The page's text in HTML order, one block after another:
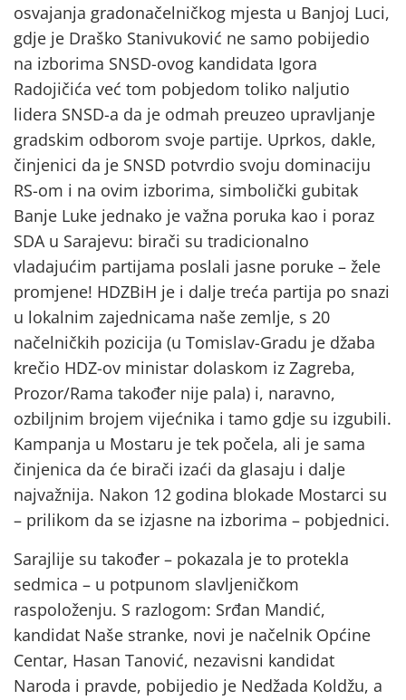
osvajanja gradonačelničkog mjesta u Banjoj Luci,
gdje je Draško Stanivuković ne samo pobijedio
na izborima SNSD-ovog kandidata Igora
Radojičića već tom pobjedom toliko naljutio
lidera SNSD-a da je odmah preuzeo upravljanje
gradskim odborom svoje partije. Uprkos, dakle,
činjenici da je SNSD potvrdio svoju dominaciju
RS-om i na ovim izborima, simbolički gubitak
Banje Luke jednako je važna poruka kao i poraz
SDA u Sarajevu: birači su tradicionalno
vladajućim partijama poslali jasne poruke – žele
promjene! HDZBiH je i dalje treća partija po snazi
u lokalnim zajednicama naše zemlje, s 20
načelničkih pozicija (u Tomislav-Gradu je džaba
krečio HDZ-ov ministar dolaskom iz Zagreba,
Prozor/Rama također nije pala) i, naravno,
ozbiljnim brojem vijećnika i tamo gdje su izgubili.
Kampanja u Mostaru je tek počela, ali je sama
činjenica da će birači izaći da glasaju i dalje
najvažnija. Nakon 12 godina blokade Mostarci su
– prilikom da se izjasne na izborima – pobjednici.
Sarajlije su također – pokazala je to protekla
sedmica – u potpunom slavljeničkom
raspoloženju. S razlogom: Srđan Mandić,
kandidat Naše stranke, novi je načelnik Općine
Centar, Hasan Tanović, nezavisni kandidat
Naroda i pravde, pobijedio je Nedžada Koldžu, a